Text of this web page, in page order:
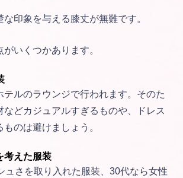
印象を与える膝丈が無難です。
いくつかあります。
テルのラウンジで行われます。そのた
などカジュアルすぎるものや、ドレス
のは避けましょう。
考えた服装
ュさを取り入れた服装、30代なら女性